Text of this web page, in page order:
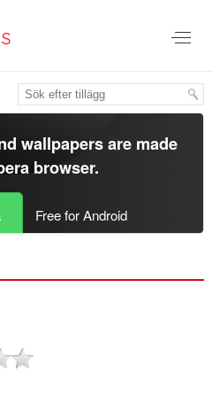
wallpapers are made
browser.
Free for Android